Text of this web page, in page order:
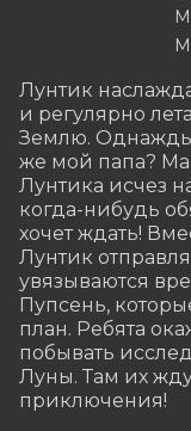
Лунтик
и регулярно
Землю. Однажды
же мой папа?
Лунтика исчез
когда-нибудь
хочет ждать!
Лунтик
увязываются
Пупсень,
план. Ребята
побывать
Луны. Там их
приключения!